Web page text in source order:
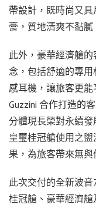
帶設計，既時尚又
膏，質地清爽不黏
此外，豪華經濟艙
念，包括舒適的專
感耳機，讓旅客更
Guzzini 合作打造的
分體現長榮對永續
皇璽桂冠艙使用之
果，為旅客帶來無與
此次交付的全新波
桂冠艙、豪華經濟